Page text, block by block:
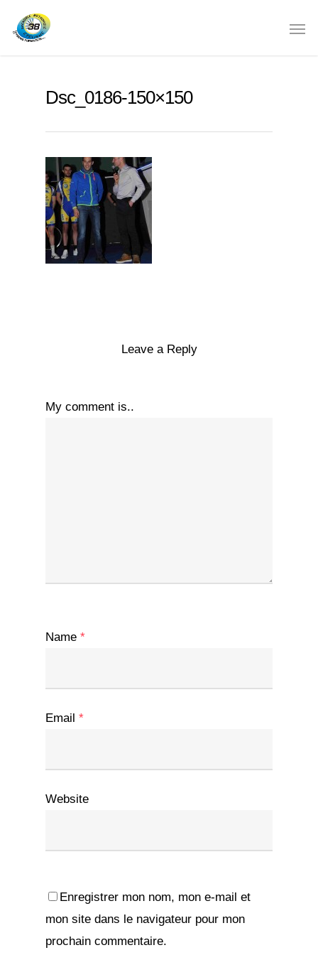
Dsc_0186-150×150
Leave a Reply
My comment is..
Name *
Email *
Website
Enregistrer mon nom, mon e-mail et
mon site dans le navigateur pour mon
prochain commentaire.